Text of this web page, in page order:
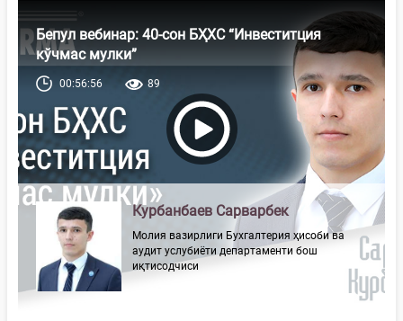
Бепул вебинар: 40-сон БҲХС “Инвеститция
кўчмас мулки”
00:56:56 89
Курбанбаев Сарварбек
Молия вазирлиги Бухгалтерия ҳисоби ва
аудит услубиёти департаменти бош
иқтисодчиси